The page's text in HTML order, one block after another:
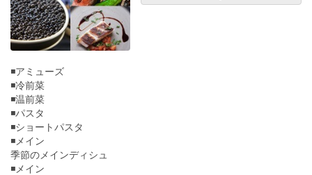
◾️アミューズ
◾️冷前菜
◾️温前菜
◾️パスタ
◾️ショートパスタ
◾️メイン
季節のメインディシュ
◾️メイン